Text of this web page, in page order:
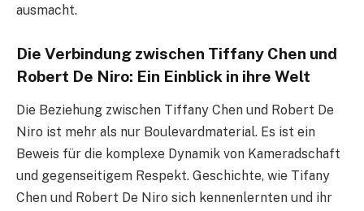
ausmacht.
Die Verbindung zwischen Tiffany Chen und
Robert De Niro: Ein Einblick in ihre Welt
Die Beziehung zwischen Tiffany Chen und Robert De
Niro ist mehr als nur Boulevardmaterial. Es ist ein
Beweis für die komplexe Dynamik von Kameradschaft
und gegenseitigem Respekt. Geschichte, wie Tifany
Chen und Robert De Niro sich kennenlernten und ihr